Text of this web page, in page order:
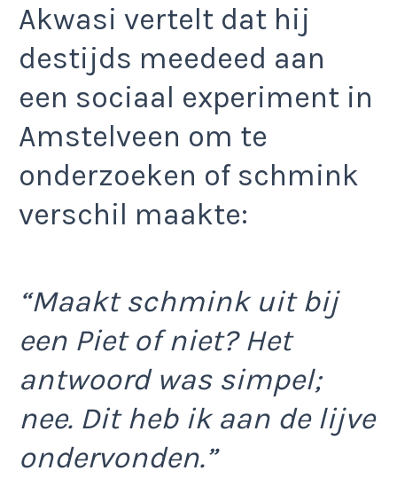
Akwasi vertelt dat hij
destijds meedeed aan
een sociaal experiment in
Amstelveen om te
onderzoeken of schmink
verschil maakte:
“Maakt schmink uit bij
een Piet of niet? Het
antwoord was simpel;
nee. Dit heb ik aan de lijve
ondervonden.”